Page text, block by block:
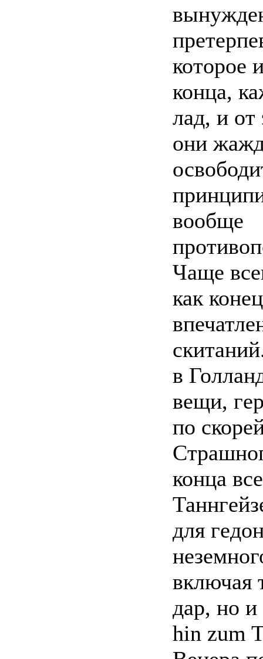
которое
конца,
лад, и от
они
вообще
Чаще
как
в
вещи,
по
конца
для
включая
дар, но и
hin zum